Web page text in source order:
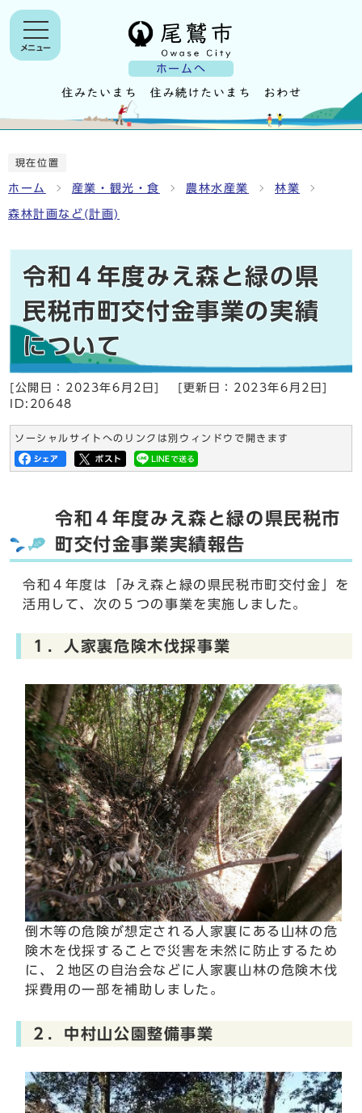
ホームへ
メニュー
現在位置
ホーム 産業・観光・食 農林水産業 林業
森林計画など(計画)
令和４年度みえ森と緑の県
民税市町交付金事業の実績
について
[公開日： 2023年6月2日 [更新日： 2023年6月2日
ID:20648
ソーシャルサイトへのリンクは別ウィンドウで開きます
令和４年度みえ森と緑の県民税市
町交付金事業実績報告
令和４年度は「みえ森と緑の県民税市町交付金」を
活用して、次の５つの事業を実施しました。
１．人家裏危険木伐採事業
倒木等の危険が想定される人家裏にある山林の危
険木を伐採することで災害を未然に防止するため
に、２地区の自治会などに人家裏山林の危険木伐
採費用の一部を補助しました。
２．中村山公園整備事業